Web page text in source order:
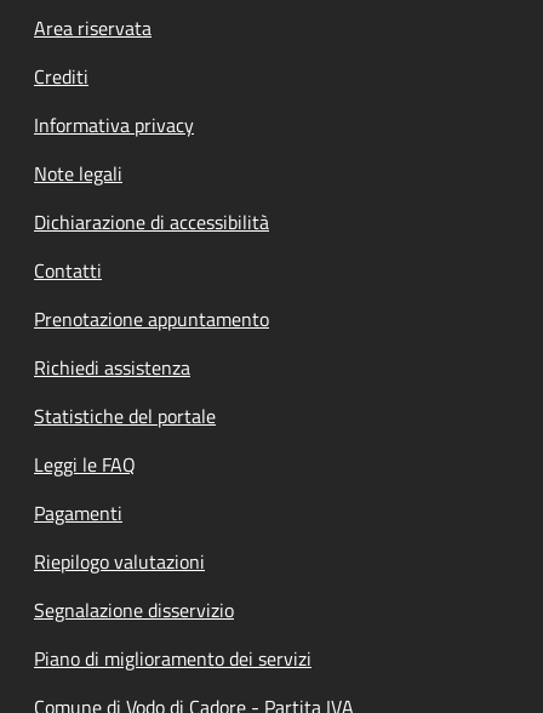
Footer menu
Area riservata
Crediti
Informativa privacy
Note legali
Dichiarazione di accessibilità
Contatti
Prenotazione appuntamento
Richiedi assistenza
Statistiche del portale
Leggi le FAQ
Pagamenti
Riepilogo valutazioni
Segnalazione disservizio
Piano di miglioramento dei servizi
Comune di Vodo di Cadore - Partita IVA